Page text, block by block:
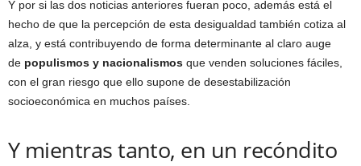
Y por si las dos noticias anteriores fueran poco, además está el
hecho de que la percepción de esta desigualdad también cotiza al
alza, y está contribuyendo de forma determinante al claro auge
de populismos y nacionalismos que venden soluciones fáciles,
con el gran riesgo que ello supone de desestabilización
socioeconómica en muchos países.
Y mientras tanto, en un recóndito